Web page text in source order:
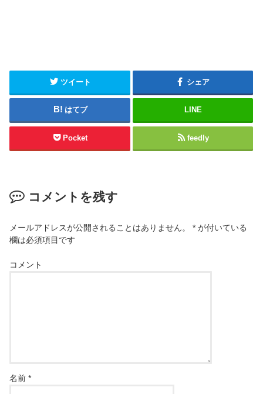
ツイート シェア
はてブ LINE
Pocket feedly
コメントを残す
メールアドレスが公開されることはありません。 * が付いている
欄は必須項目です
コメント
名前*